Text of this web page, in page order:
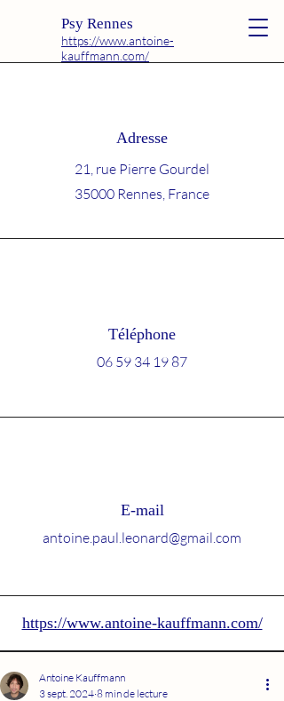
Psy Rennes
https://www.antoine-
kauffmann.com/
Adresse
21, rue Pierre Gourdel
35000 Rennes, France
Téléphone
06 59 34 19 87
E-mail
antoine.paul.leonard@gmail.com
https://www.antoine-kauffmann.com/
Antoine Kauffmann
3 sept. 2024 8 min de lecture